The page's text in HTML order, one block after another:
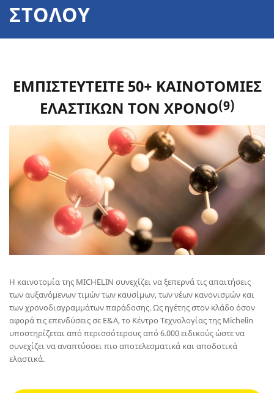
ΣΤΟΛΟΥ
ΕΜΠΙΣΤΕΥΤΕΙΤΕ 50+ ΚΑΙΝΟΤΟΜΙΕΣ
ΕΛΑΣΤΙΚΩΝ ΤΟΝ ΧΡΟΝΟ(9)
Η καινοτομία της MICHELIN συνεχίζει να ξεπερνά τις απαιτήσεις
των αυξανόμενων τιμών των καυσίμων, των νέων κανονισμών και
των χρονοδιαγραμμάτων παράδοσης. Ως ηγέτης στον κλάδο όσον
αφορά τις επενδύσεις σε Ε&Α, το Κέντρο Τεχνολογίας της Michelin
υποστηρίζεται από περισσότερους από 6.000 ειδικούς ώστε να
συνεχίζει να αναπτύσσει πιο αποτελεσματικά και αποδοτικά
ελαστικά.